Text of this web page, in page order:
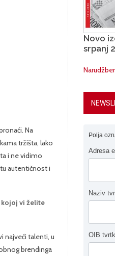
Na
tržišta, lako
i ne vidimo
autentičnost i
kojoj vi želite
najveći talenti, u
brendinga
Novo
srpanj
Polja
Adresa
Naziv
OIB